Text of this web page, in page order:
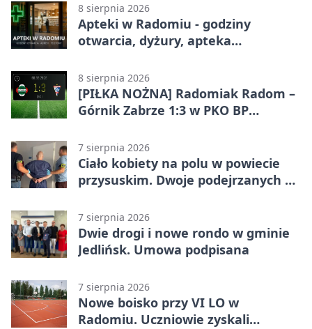
8 sierpnia 2026
Apteki w Radomiu - godziny
otwarcia, dyżury, apteka
8 sierpnia 2026
[PIŁKA NOŻNA] Radomiak Radom –
Górnik Zabrze 1:3 w PKO BP
golami pogrążył gospodarzy
7 sierpnia 2026
Ciało kobiety na polu w powiecie
przysuskim. Dwoje podejrzanych w
7 sierpnia 2026
Dwie drogi i nowe rondo w gminie
Jedlińsk. Umowa podpisana
7 sierpnia 2026
Nowe boisko przy VI LO w
Radomiu. Uczniowie zyskali